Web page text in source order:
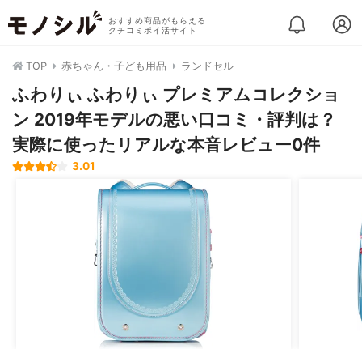
おすすめ商品がもらえる
クチコミポイ活サイト
TOP 赤ちゃん・子ども用品 ランドセル
ふわりぃ ふわりぃ プレミアムコレクショ
ン 2019年モデルの悪い口コミ・評判は？
実際に使ったリアルな本音レビュー0件
3.01